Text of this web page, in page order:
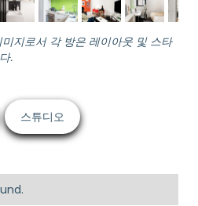
지로서 각 방은 레이아웃 및 스타
.
스튜디오